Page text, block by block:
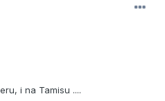
i na Tamisu ....